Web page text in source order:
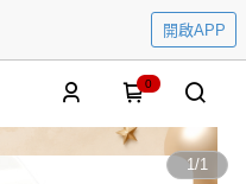
開啟APP
0
1/1